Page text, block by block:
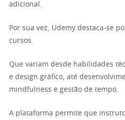
adicional.
Por sua vez, Udemy destaca-se
cursos.
Que variam desde habilidades
e design gráfico, até
mindfulness e gestão de tempo.
A plataforma permite que